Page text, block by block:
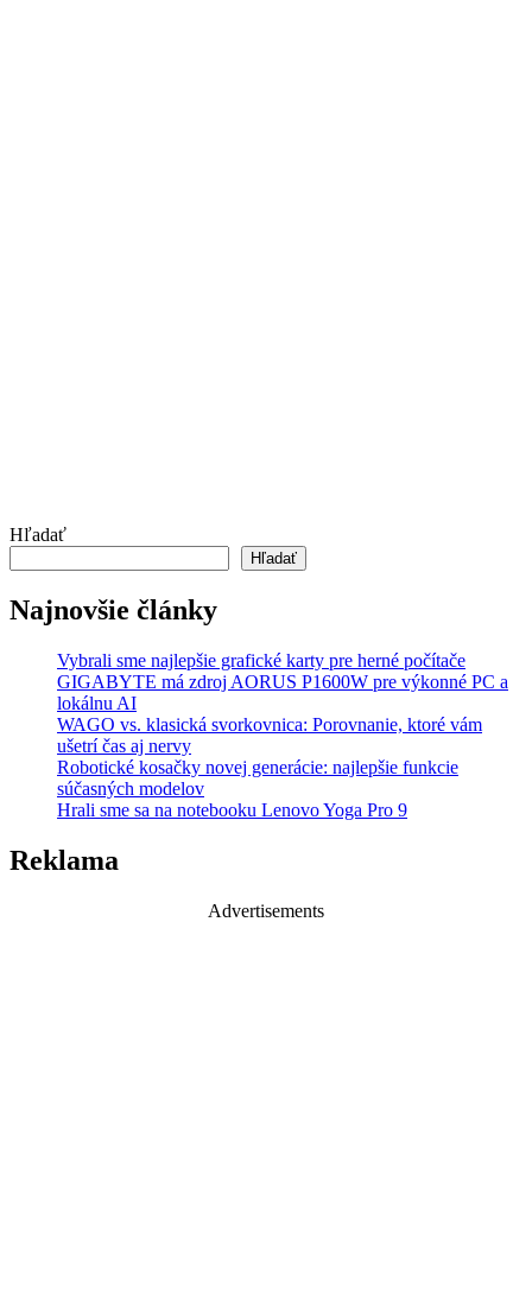
Hľadať
Hľadať
Najnovšie články
Vybrali sme najlepšie grafické karty pre herné počítače
GIGABYTE má zdroj AORUS P1600W pre výkonné PC a
lokálnu AI
WAGO vs. klasická svorkovnica: Porovnanie, ktoré vám
ušetrí čas aj nervy
Robotické kosačky novej generácie: najlepšie funkcie
súčasných modelov
Hrali sme sa na notebooku Lenovo Yoga Pro 9
Reklama
Advertisements